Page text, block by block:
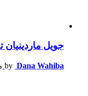
جويل
by Dana Wahiba